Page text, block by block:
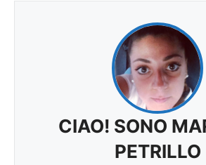
CIAO! SONO
PETRILLO